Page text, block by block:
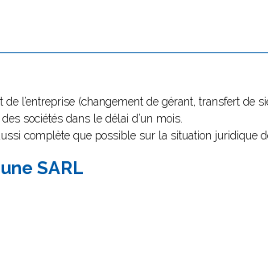
l’entreprise (changement de gérant, transfert de
sociétés dans le délai d’un mois.
complète que possible sur la situation juridique
SARL